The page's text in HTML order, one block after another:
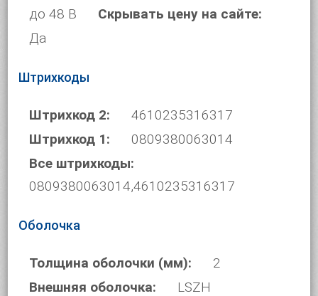
до 48 В
Скрывать цену на сайте:
Да
Штрихкоды
Штрихкод 2:
4610235316317
Штрихкод 1:
0809380063014
Все штрихкоды:
0809380063014,4610235316317
Оболочка
Толщина оболочки (мм):
2
Внешняя оболочка:
LSZH